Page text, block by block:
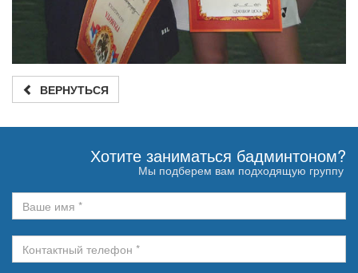
ВЕРНУТЬСЯ
Хотите заниматься бадминтоном?
Мы подберем вам подходящую группу